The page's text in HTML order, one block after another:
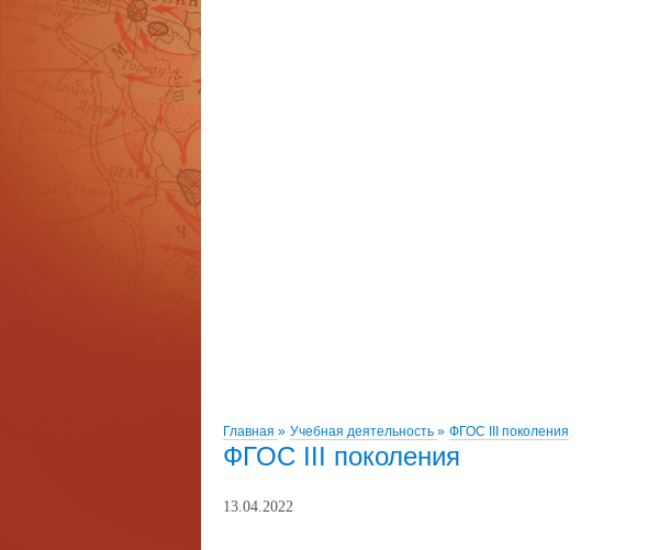
Главная » Учебная деятельность » ФГОС III поколения
ФГОС III поколения
13.04.2022